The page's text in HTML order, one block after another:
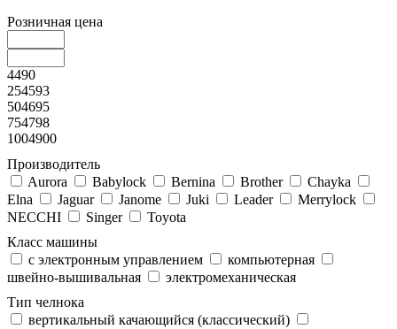
Розничная цена
4490
254593
504695
754798
1004900
Производитель
Aurora
Babylock Bernina Brother
Chayka
Elna
Jaguar Janome Juki Leader
Merrylock
NECCHI
Singer
Toyota
Класс машины
с электронным управлением
компьютерная
швейно-вышивальная
электромеханическая
Тип челнока
вертикальный качающийся (классический)